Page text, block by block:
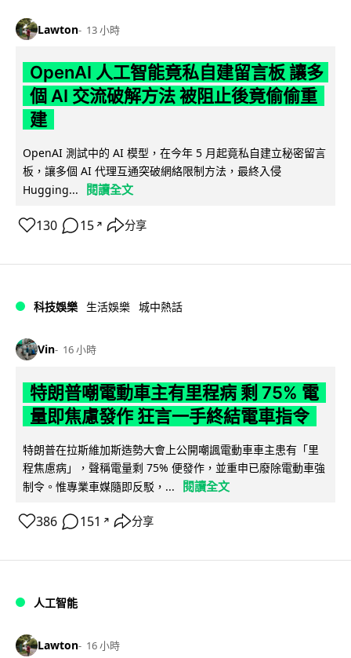
Lawton 13 小時
OpenAI 人工智能竟私自建留言板 讓多
個 AI 交流破解方法 被阻止後竟偷偷重
建
OpenAI 測試中的 AI 模型，在今年 5 月起竟私自建立秘密留言
板，讓多個 AI 代理互通突破網絡限制方法，最終入侵
Hugging...
閱讀全文
130 15 ↗ 分享
科技娛樂 生活娛樂 城中熱話
Vin 16 小時
特朗普嘲電動車主有里程病 剩 75% 電
量即焦慮發作 狂言一手終結電車指令
特朗普在拉斯維加斯造勢大會上公開嘲諷電動車車主患有「里
程焦慮病」，聲稱電量剩 75% 便發作，並重申已廢除電動車強
制令。惟專業車媒隨即反駁，...
閱讀全文
386 151 ↗ 分享
人工智能
Lawton 16 小時